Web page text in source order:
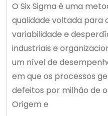
O Six Sigma é uma
qualidade voltada para
variabilidade e
industriais e
um nível de
em que os processos
defeitos por milhão de
Origem e